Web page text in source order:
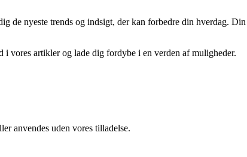
de nyeste trends og indsigt, der kan forbedre din hverdag. Din
vores artikler og lade dig fordybe i en verden af muligheder.
anvendes uden vores tilladelse.